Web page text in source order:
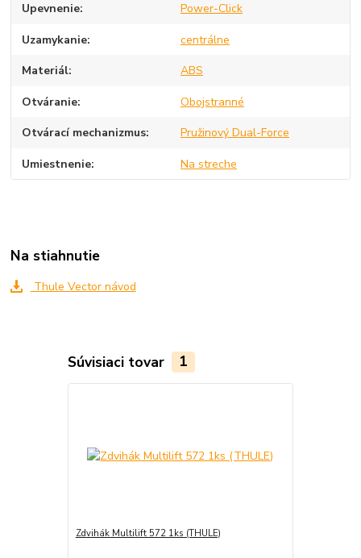
Upevnenie Power-Click
Uzamykanie centrálne
Materiál ABS
Otváranie Obojstranné
Otvárací mechanizmus Pružinový Dual-Force
Umiestnenie Na streche
Na stiahnutie
Thule Vector návod
Súvisiaci tovar 1
Zdvihák Multilift 572 1ks (THULE)